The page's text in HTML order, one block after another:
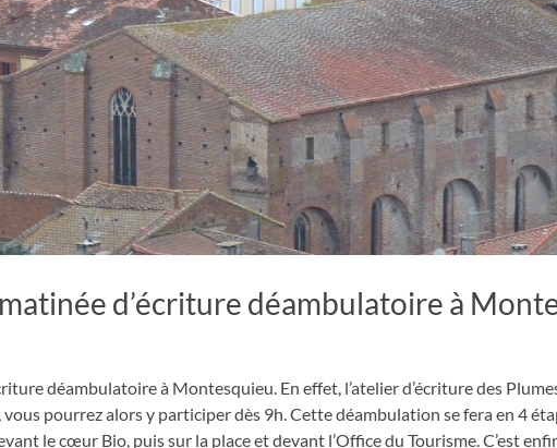
d’écriture déambulatoire à
déambulatoire à Montesquieu. En effet, l’atelier d’écriture des
pourrez alors y participer dès 9h. Cette déambulation se fera en 4
le cœur Bio, puis sur la place et devant l’Office du Tourisme. C’est